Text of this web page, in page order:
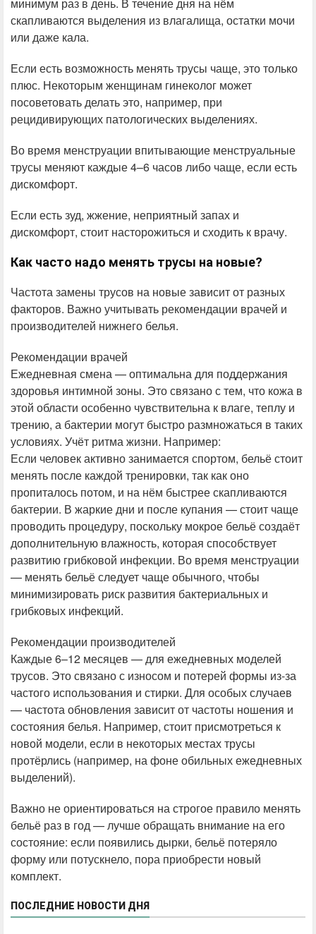
минимум раз в день. В течение дня на нём
скапливаются выделения из влагалища, остатки мочи
или даже кала.
Если есть возможность менять трусы чаще, это только
плюс. Некоторым женщинам гинеколог может
посоветовать делать это, например, при
рецидивирующих патологических выделениях.
Во время менструации впитывающие менструальные
трусы меняют каждые 4–6 часов либо чаще, если есть
дискомфорт.
Если есть зуд, жжение, неприятный запах и
дискомфорт, стоит насторожиться и сходить к врачу.
Как часто надо менять трусы на новые?
Частота замены трусов на новые зависит от разных
факторов. Важно учитывать рекомендации врачей и
производителей нижнего белья.
Рекомендации врачей
Ежедневная смена — оптимальна для поддержания
здоровья интимной зоны. Это связано с тем, что кожа в
этой области особенно чувствительна к влаге, теплу и
трению, а бактерии могут быстро размножаться в таких
условиях. Учёт ритма жизни. Например:
Если человек активно занимается спортом, бельё стоит
менять после каждой тренировки, так как оно
пропиталось потом, и на нём быстрее скапливаются
бактерии. В жаркие дни и после купания — стоит чаще
проводить процедуру, поскольку мокрое бельё создаёт
дополнительную влажность, которая способствует
развитию грибковой инфекции. Во время менструации
— менять бельё следует чаще обычного, чтобы
минимизировать риск развития бактериальных и
грибковых инфекций.
Рекомендации производителей
Каждые 6–12 месяцев — для ежедневных моделей
трусов. Это связано с износом и потерей формы из-за
частого использования и стирки. Для особых случаев
— частота обновления зависит от частоты ношения и
состояния белья. Например, стоит присмотреться к
новой модели, если в некоторых местах трусы
протёрлись (например, на фоне обильных ежедневных
выделений).
Важно не ориентироваться на строгое правило менять
бельё раз в год — лучше обращать внимание на его
состояние: если появились дырки, бельё потеряло
форму или потускнело, пора приобрести новый
комплект.
ПОСЛЕДНИЕ НОВОСТИ ДНЯ